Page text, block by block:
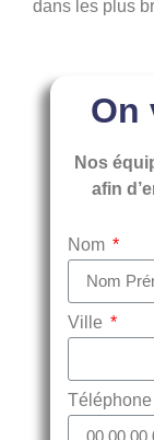
dans les plus
On
Nos
afin
Nom
Ville
Téléphone